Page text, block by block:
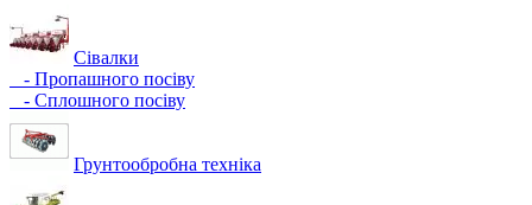
Сівалки
- Пропашного посіву
- Сплошного посіву
Грунтообробна техніка